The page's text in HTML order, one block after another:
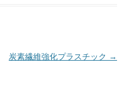
炭素繊維強化プラスチック →